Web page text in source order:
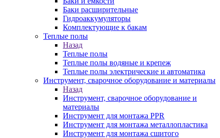
Баки расширительные
Гидроаккумуляторы
Комплектующие к бакам
Теплые полы
Назад
Теплые полы
Теплые полы водяные и крепеж
Теплые полы электрические и автоматика
Инструмент, сварочное оборудование и материалы
Назад
Инструмент, сварочное оборудование и
материалы
Инструмент для монтажа PPR
Инструмент для монтажа металлопластика
Инструмент для монтажа сшитого